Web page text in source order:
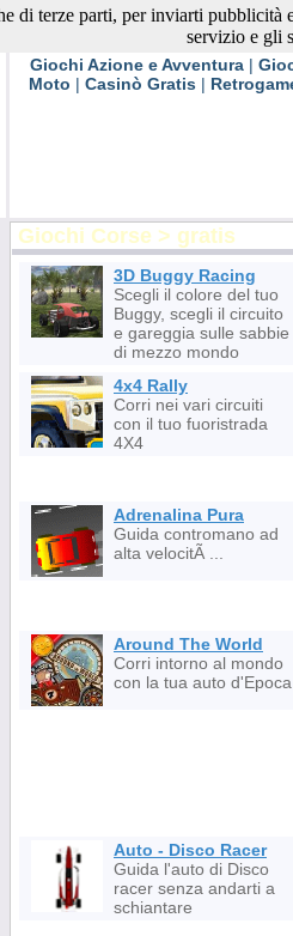
Giochi Gratis
Giochi Azione e Avventura |
Moto | Casinò Gratis |
Giochi Corse > gratis
3D Buggy Racing
Scegli il colore del tuo
Buggy, scegli il circuito
e gareggia sulle sabbie
di mezzo mondo
4x4 Rally
Corri nei vari circuiti
con il tuo fuoristrada
4X4
Adrenalina Pura
Guida contromano ad
alta velocitÃ ...
Around The World
Corri intorno al mondo
con la tua auto d'Epoca
Auto - Disco Racer
Guida l'auto di Disco
racer senza andarti a
schiantare
di terze parti, per inviarti
servizio e gli